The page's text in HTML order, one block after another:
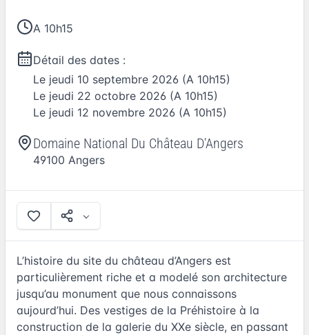
A 10h15
Détail des dates :
Le jeudi 10 septembre 2026 (A 10h15)
Le jeudi 22 octobre 2026 (A 10h15)
Le jeudi 12 novembre 2026 (A 10h15)
Domaine National Du Château D'Angers
49100 Angers
L’histoire du site du château d’Angers est
particulièrement riche et a modelé son architecture
jusqu’au monument que nous connaissons
aujourd’hui. Des vestiges de la Préhistoire à la
construction de la galerie du XXe siècle, en passant